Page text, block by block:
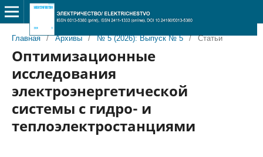
Главная / Архивы / № 5 (2026): Выпуск № 5 / Статьи
Оптимизационные
исследования
электроэнергетической
системы с гидро- и
теплоэлектростанциями